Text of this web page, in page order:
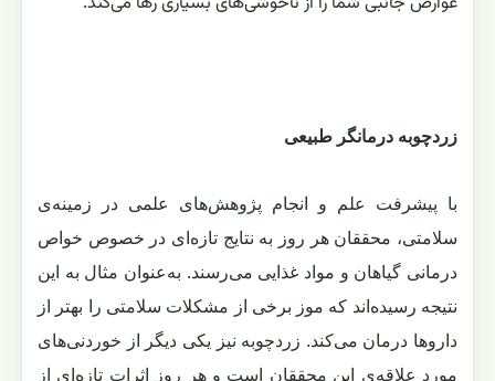
زردچوبه درمانگر طبیعی
با پیشرفت علم و انجام پژوهش‌های علمی در زمینه‌ی
سلامتی، محققان هر روز به نتایج تازه‌ای در خصوص خواص
درمانی گیاهان و مواد غذایی می‌رسند. به‌عنوان مثال به این
نتیجه رسیده‌اند که موز برخی از مشکلات سلامتی را بهتر از
داروها درمان می‌کند. زردچوبه نیز یکی دیگر از خوردنی‌های
مورد علاقه‌ی این محققان است و هر روز اثرات تازه‌ای از